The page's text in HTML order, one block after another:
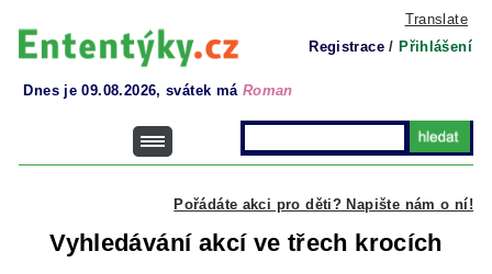
Translate
Registrace / Přihlášení
Dnes je 09.08.2026, svátek má Roman
Pořádáte akci pro děti? Napište nám o ní!
Vyhledávání akcí ve třech krocích